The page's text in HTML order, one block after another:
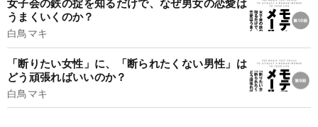
うまくいくのか？
白鳥マキ
「断りたい女性」に、「断られたくない男性」は
どう頑張ればいいのか？
白鳥マキ